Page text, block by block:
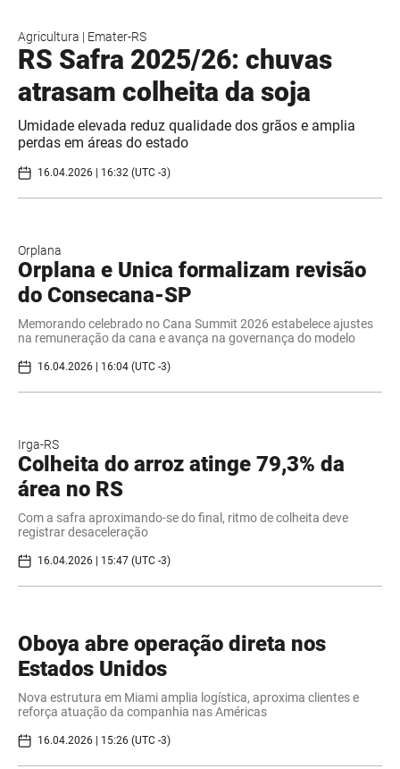
Agricultura | Emater-RS
RS Safra 2025/26: chuvas
atrasam colheita da soja
Umidade elevada reduz qualidade dos grãos e amplia
perdas em áreas do estado
16.04.2026 | 16:32 (UTC -3)
Orplana
Orplana e Unica formalizam revisão
do Consecana-SP
Memorando celebrado no Cana Summit 2026 estabelece ajustes
na remuneração da cana e avança na governança do modelo
16.04.2026 | 16:04 (UTC -3)
Irga-RS
Colheita do arroz atinge 79,3% da
área no RS
Com a safra aproximando-se do final, ritmo de colheita deve
registrar desaceleração
16.04.2026 | 15:47 (UTC -3)
Oboya abre operação direta nos
Estados Unidos
Nova estrutura em Miami amplia logística, aproxima clientes e
reforça atuação da companhia nas Américas
16.04.2026 | 15:26 (UTC -3)